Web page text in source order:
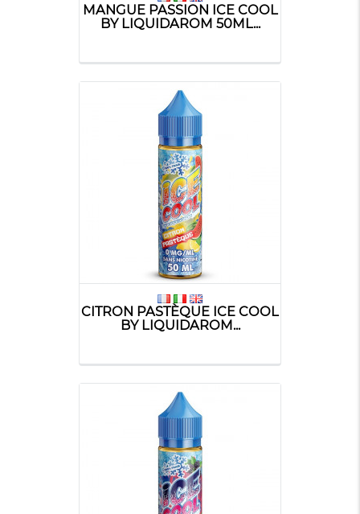
MANGUE PASSION ICE COOL
BY LIQUIDAROM 50ML...
CITRON PASTÈQUE ICE COOL
BY LIQUIDAROM...